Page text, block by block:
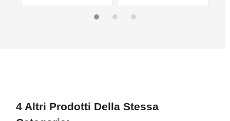
4 Altri Prodotti Della Stessa